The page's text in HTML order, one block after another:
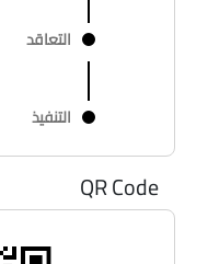
التعاقد
التنفيذ
QR Code